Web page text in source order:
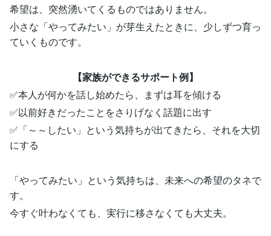
希望は、突然湧いてくるものではありません。
小さな「やってみたい」が芽生えたときに、少しずつ育っ
ていくものです。
【家族ができるサポート例】
✅本人が何かを話し始めたら、まずは耳を傾ける
✅以前好きだったことをさりげなく話題に出す
✅「～～したい」という気持ちが出てきたら、それを大切
にする
「やってみたい」という気持ちは、未来への希望のタネで
す。
今すぐ叶わなくても、実行に移さなくても大丈夫。